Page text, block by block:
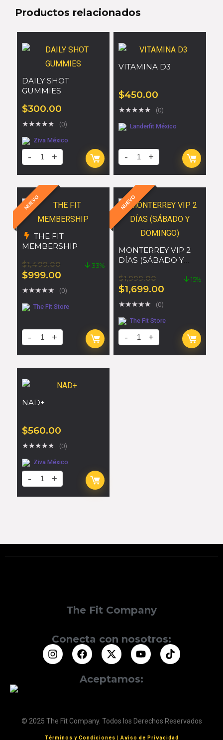
Productos relacionados
DAILY SHOT
GUMMIES
$300.00
★★★★★ (0)
Ziva México
VITAMINA D3
$450.00
★★★★★ (0)
Landerfit México
NUEVO
THE FIT
MEMBERSHIP
$1,499.00
$999.00
33%
★★★★★ (0)
The Fit Store
NUEVO
MONTERREY VIP 2
DÍAS (SÁBADO Y
$1,999.00
$1,699.00
15%
★★★★★ (0)
The Fit Store
NAD+
$560.00
★★★★★ (0)
Ziva México
The Fit Company
Conecta con nosotros:
Aceptamos:
© 2025 The Fit Company. Todos los Derechos Reservados
Términos y Condiciones |Aviso de Privacidad